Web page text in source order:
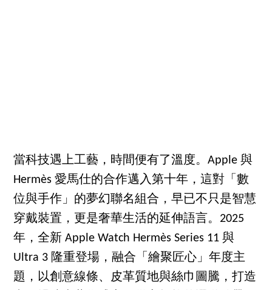
當科技遇上工藝，時間便有了溫度。Apple 與
Hermès 愛馬仕的合作邁入第十年，這對「數
位與手作」的夢幻聯名組合，早已不只是智慧
穿戴裝置，更是奢華生活的延伸語言。2025
年，全新 Apple Watch Hermès Series 11 與
Ultra 3 隆重登場，融合「繪聚匠心」年度主
題，以創意線條、皮革質地與絲巾圖騰，打造